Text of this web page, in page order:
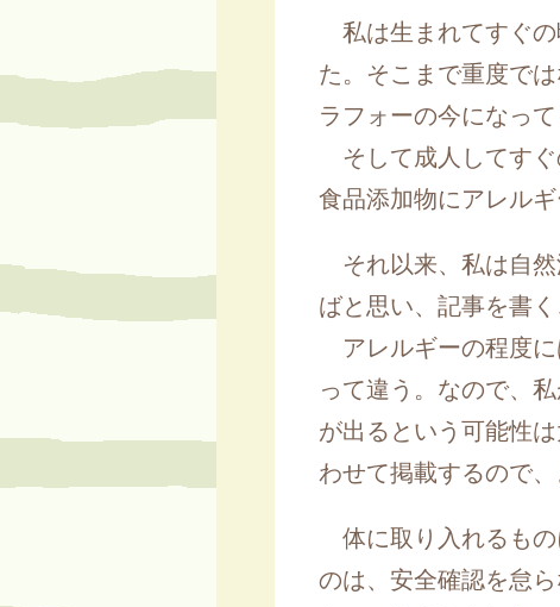
私は生まれてすぐの
た。そこまで重度で
ラフォーの今になっ
そして成人してすぐ
食品添加物にアレル
それ以来、私は自然
ばと思い、記事を書く
アレルギーの程度に
って違う。なので、
が出るという可能性
わせて掲載するので
体に取り入れるもの
のは、安全確認を怠